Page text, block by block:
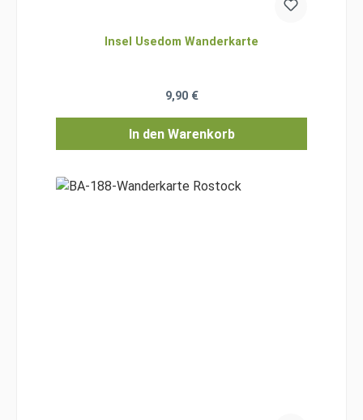
Insel Usedom Wanderkarte
Regulärer Preis:
9,90 €
In den Warenkorb